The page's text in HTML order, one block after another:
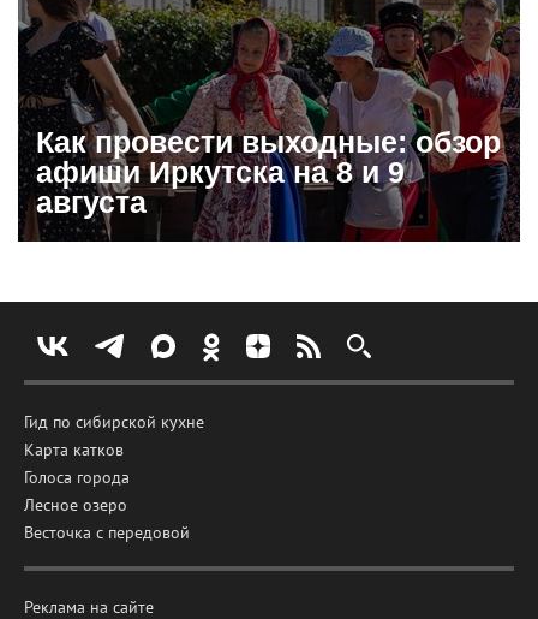
Как провести выходные: обзор
афиши Иркутска на 8 и 9
августа
Гид по сибирской кухне
Карта катков
Голоса города
Лесное озеро
Весточка с передовой
Реклама на сайте